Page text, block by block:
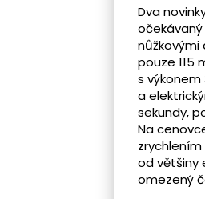
Dva
nůžkovými
pouze 115
s
a
sekundy,
Na
zrychlením
od většiny
omezený